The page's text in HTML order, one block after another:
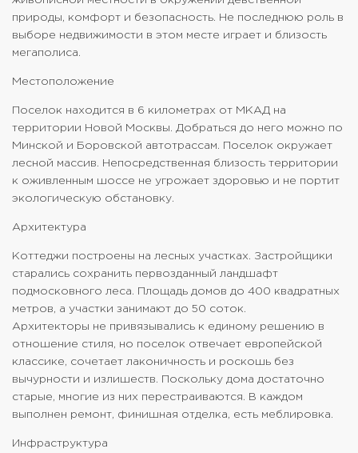
природы, комфорт и безопасность. Не последнюю роль в
выборе недвижимости в этом месте играет и близость
мегаполиса.
Местоположение
Поселок находится в 6 километрах от МКАД на
территории Новой Москвы. Добраться до него можно по
Минской и Боровской автотрассам. Поселок окружает
лесной массив. Непосредственная близость территории
к оживленным шоссе не угрожает здоровью и не портит
экологическую обстановку.
Архитектура
Коттеджи построены на лесных участках. Застройщики
старались сохранить первозданный ландшафт
подмосковного леса. Площадь домов до 400 квадратных
метров, а участки занимают до 50 соток.
Архитекторы не привязывались к единому решению в
отношение стиля, но поселок отвечает европейской
классике, сочетает лаконичность и роскошь без
вычурности и излишеств. Поскольку дома достаточно
старые, многие из них перестраиваются. В каждом
выполнен ремонт, финишная отделка, есть меблировка.
Инфраструктура